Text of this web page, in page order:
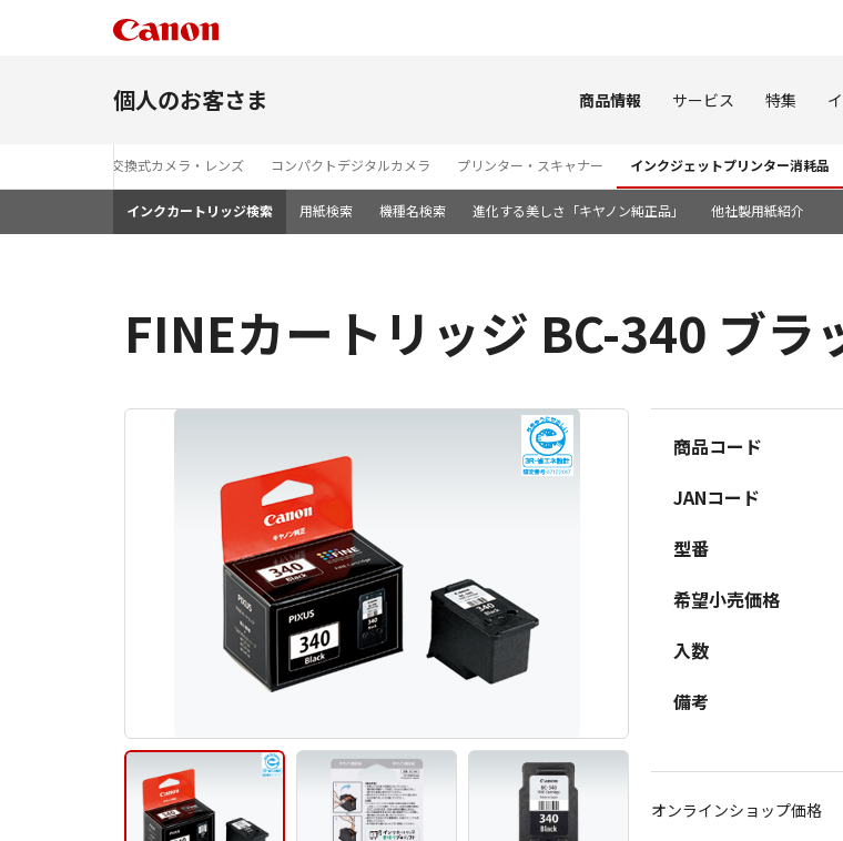
個人のお客さま 商品情報 サービス 特集
レンズ交換式カメラ・レンズ コンパクトデジタルカメラ プリンター・スキャナー インクジェットプリンター消耗品
インクカートリッジ検索 用紙検索 機種名検索 進化する美しさ「キヤノン純正品」 他社製用紙紹介
FINEカートリッジ BC-340 ブラ
商品コード
JANコード
型番
希望小売価格
入数
備考
オンラインショップ価格